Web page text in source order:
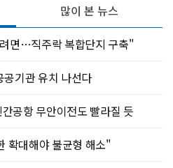
려면…직주락 복합단지 구축"
공기관 유치 나선다
공항 무안이전도 빨라질 듯
확대해야 불균형 해소"
많이 본 뉴스